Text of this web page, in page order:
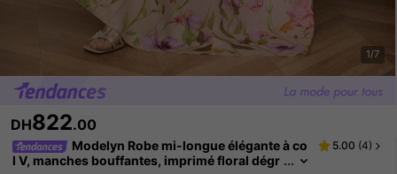
1/7
DH822.00
Modelyn Robe mi-longue élégante à co
l V, manches bouffantes, imprimé floral dégr
5.00 (4)